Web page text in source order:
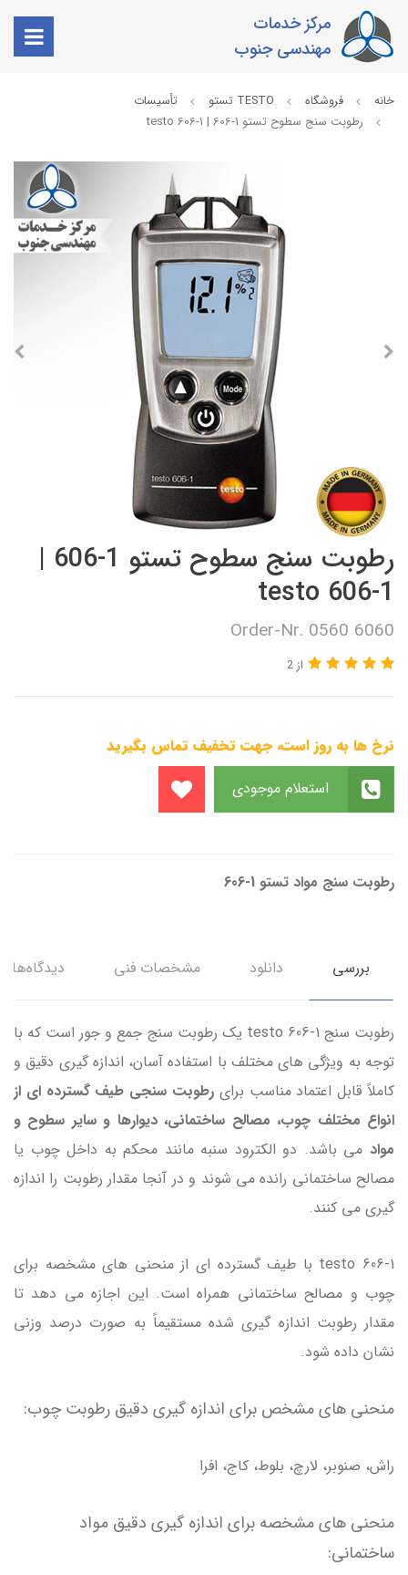
مرکز خدمات
مهندسی جنوب
خانه فروشگاه TESTO تستو
تأسیسات
رطوبت سنج سطوح تستو 1-606 | testo 606-1
رطوبت سنج سطوح تستو 1-606 |
testo 606-1
Order-Nr. 0560 6060
از 2
نرخ ها به روز است، جهت تخفیف تماس بگیرید
رطوبت سنج مواد تستو 1-606
بررسی دانلود مشخصات فني دیدگاه‌ها
رطوبت سنج testo 606-1 یک رطوبت سنج جمع و جور است که با
توجه به ویژگی های مختلف با استفاده آسان، اندازه گیری دقیق و
کاملاً قابل اعتماد مناسب برای رطوبت سنجی طیف گسترده ای از
انواع مختلف چوب، مصالح ساختمانی، دیوارها و سایر سطوح و
مواد می باشد. دو الکترود سنبه مانند محکم به داخل چوب یا
مصالح ساختمانی رانده می شوند و در آنجا مقدار رطوبت را اندازه
گیری می کنند.
testo 606-1 با طیف گسترده ای از منحنی های مشخصه برای
چوب و مصالح ساختمانی همراه است. این اجازه می دهد تا
مقدار رطوبت اندازه گیری شده مستقیماً به صورت درصد وزنی
نشان داده شود.
منحنی های مشخص برای اندازه گیری دقیق رطوبت چوب:
راش، صنوبر، لارچ، بلوط، کاج، افرا
منحنی های مشخصه برای اندازه گیری دقیق مواد
ساختمانی: